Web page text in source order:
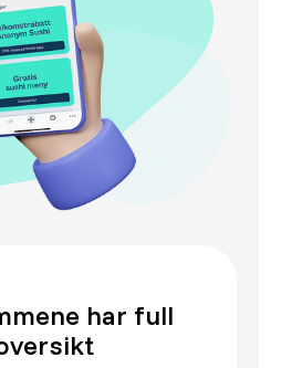
har full